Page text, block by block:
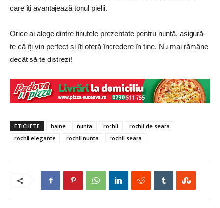
care îți avantajează tonul pielii.
Orice ai alege dintre ținutele prezentate pentru nuntă, asigură-
te că îți vin perfect și îți oferă încredere în tine. Nu mai rămâne
decât să te distrezi!
ETICHETE haine nunta rochii
rochii de seara
rochii elegante
rochii nunta rochii seara